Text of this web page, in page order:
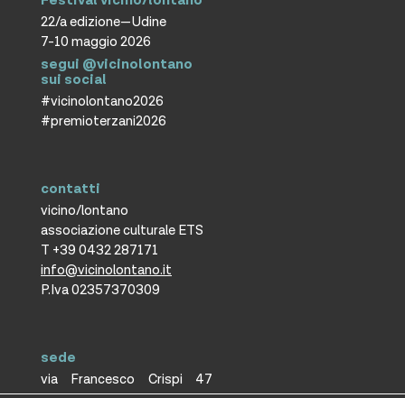
22/a edizione—Udine
7-10 maggio 2026
segui @vicinolontano
sui social
#vicinolontano2026
#premioterzani2026
contatti
vicino/lontano
associazione culturale ETS
T +39 0432 287171
info@vicinolontano.it
P.Iva 02357370309
sede
via Francesco Crispi 47